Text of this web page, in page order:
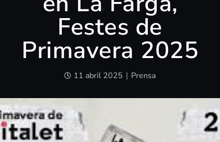
Festes de
Primavera 2025
11 abril 2025 Prensa